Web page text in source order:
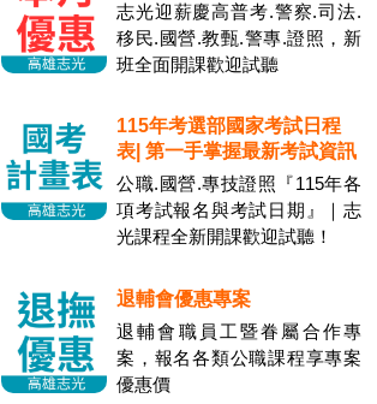
志光迎薪慶高普考.警察.司法.
移民.國營.教甄.警專.證照，新
班全面開課歡迎試聽
115年考選部國家考試日程
表| 第一手掌握最新考試資訊
公職.國營.專技證照『115年各
項考試報名與考試日期』｜志
光課程全新開課歡迎試聽！
退輔會優惠專案
退輔會職員工暨眷屬合作專
案，報名各類公職課程享專案
優惠價